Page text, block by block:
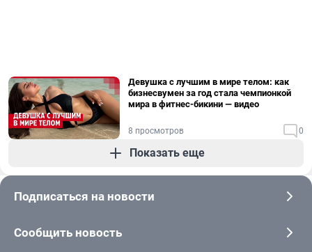
Девушка с лучшим в мире телом: как
бизнесвумен за год стала чемпионкой
мира в фитнес-бикини — видео
8 просмотров 0
Показать еще
Подписаться на новости
Сообщить новость